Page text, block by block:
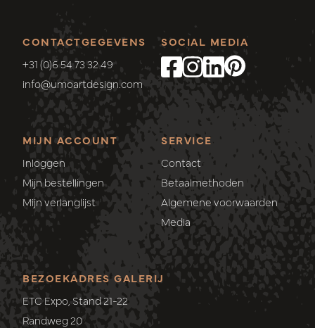
CONTACTGEGEVENS
+31 (0)6 54 73 32 49
info@umoartdesign.com
MIJN ACCOUNT
Inloggen
Mijn bestellingen
Mijn verlanglijst
SERVICE
Contact
Betaalmethoden
Algemene voorwaarden
Media
SOCIAL MEDIA
BEZOEKADRES GALERIJ
ETC Expo, Stand 21-22
Randweg 20